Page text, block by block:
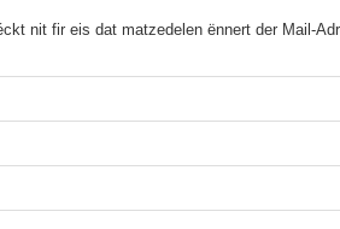
nit fir eis dat matzedelen ënnert der Mail-